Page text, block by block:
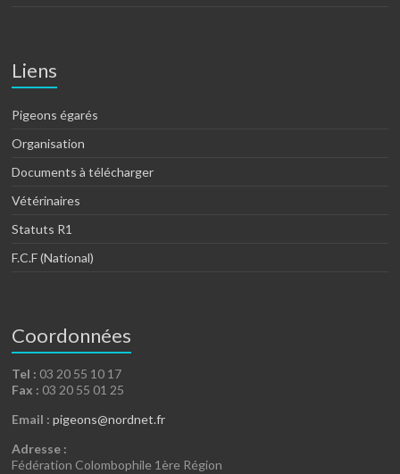
Liens
Pigeons égarés
Organisation
Documents à télécharger
Vétérinaires
Statuts R1
F.C.F (National)
Coordonnées
Tel : 03 20 55 10 17
Fax : 03 20 55 01 25
Email : pigeons@nordnet.fr
Adresse :
Fédération Colombophile 1ère Région